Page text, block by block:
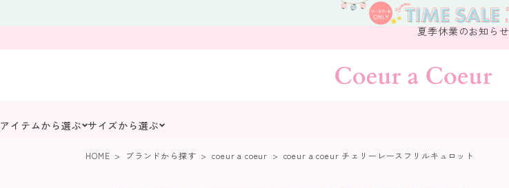
夏季休業のお知らせ
アイテムから選ぶ サイズから選ぶ
HOME ブランドから探す coeur a coeur coeur a coeur チェリーレースフリルキュロット